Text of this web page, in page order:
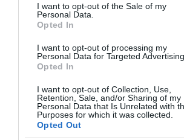
consent section.
I want to opt-out of the Sale of my
Personal Data.
Opted In
I want to opt-out of processing my
Personal Data for Targeted Advertising.
Opted In
I want to opt-out of Collection, Use,
Retention, Sale, and/or Sharing of my
Personal Data that Is Unrelated with
Purposes for which it was collected.
Opted Out
További két további szakaszon is
Kelenföld és Százhalombatta között
Szeged-Rókus és a